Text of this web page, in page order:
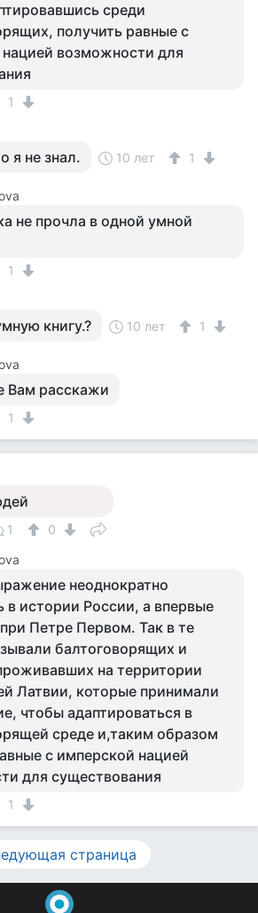
среди
получить равные с
возможности для
1
я не знал. 10 лет 1
не прочла в одной умной
1
книгу.? 10 лет 1
Вам расскажи
1
1
0
неоднократно
в истории России, а впервые
Петре Первом. Так в те
балтоговорящих и
на территории
Латвии, которые принимали
чтобы адаптироваться в
среде и,таким образом
с имперской нацией
для существования
1
страница